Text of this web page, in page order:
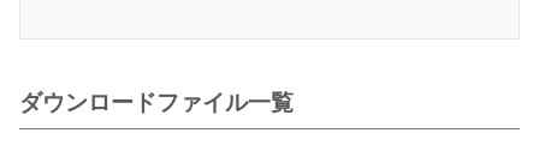
ダウンロードファイル一覧